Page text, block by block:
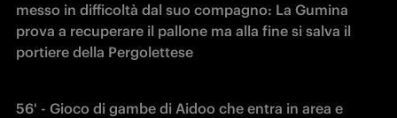
messo in difficoltà dal suo compagno: La Gumina
prova a recuperare il pallone ma alla fine si salva il
portiere della Pergolettese
56' - Gioco di gambe di Aidoo che entra in area e